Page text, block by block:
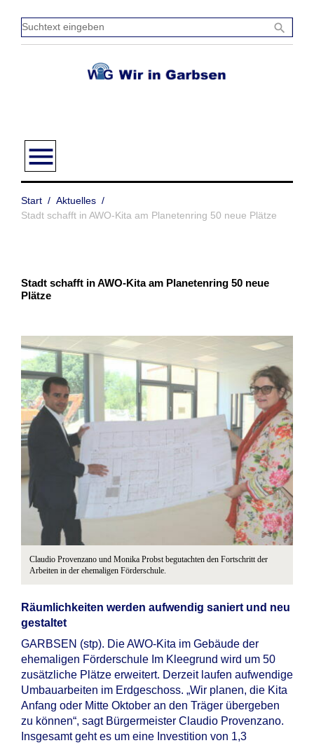
Inhalt
springen
search
menu
Start / Aktuelles /
Stadt schafft in AWO-Kita am Planetenring 50 neue Plätze
Stadt schafft in AWO-Kita am Planetenring 50 neue
Plätze
Claudio Provenzano und Monika Probst begutachten den Fortschritt der
Arbeiten in der ehemaligen Förderschule.
Räumlichkeiten werden aufwendig saniert und neu
gestaltet
GARBSEN (stp). Die AWO-Kita im Gebäude der
ehemaligen Förderschule Im Kleegrund wird um 50
zusätzliche Plätze erweitert. Derzeit laufen aufwendige
Umbauarbeiten im Erdgeschoss. „Wir planen, die Kita
Anfang oder Mitte Oktober an den Träger übergeben
zu können“, sagt Bürgermeister Claudio Provenzano.
Insgesamt geht es um eine Investition von 1,3